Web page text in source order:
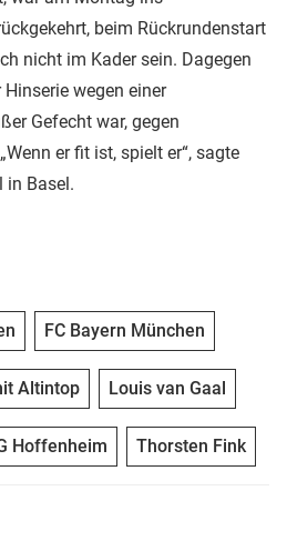
beim Rückrundenstart
nicht im Kader sein. Dagegen
wegen einer
Gefecht war, gegen
er fit ist, spielt er“, sagte
in Basel.
FC Bayern München
Altintop Louis van Gaal
Hoffenheim Thorsten Fink